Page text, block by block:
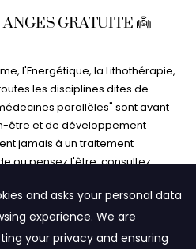
GRATUITE 👼
l'Energétique, la Lithothérapie,
les disciplines dites de
parallèles" sont avant
être et de développement
jamais à un traitement
ou pensez l'être, consultez
Les informations contenues
à but purement informatif et
tout ce que vous lisez sur
and asks your personal data
experience. We are
your privacy and ensuring
pour vous proposer du contenu
et pour réaliser des statistiques